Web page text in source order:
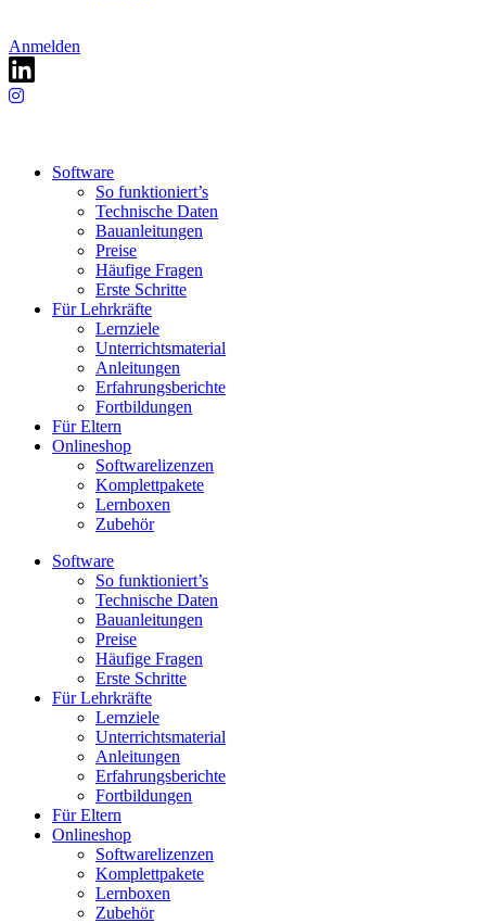
Anmelden
Software
So funktioniert’s
Technische Daten
Bauanleitungen
Preise
Häufige Fragen
Erste Schritte
Für Lehrkräfte
Lernziele
Unterrichtsmaterial
Anleitungen
Erfahrungsberichte
Fortbildungen
Für Eltern
Onlineshop
Softwarelizenzen
Komplettpakete
Lernboxen
Zubehör
Software
So funktioniert’s
Technische Daten
Bauanleitungen
Preise
Häufige Fragen
Erste Schritte
Für Lehrkräfte
Lernziele
Unterrichtsmaterial
Anleitungen
Erfahrungsberichte
Fortbildungen
Für Eltern
Onlineshop
Softwarelizenzen
Komplettpakete
Lernboxen
Zubehör